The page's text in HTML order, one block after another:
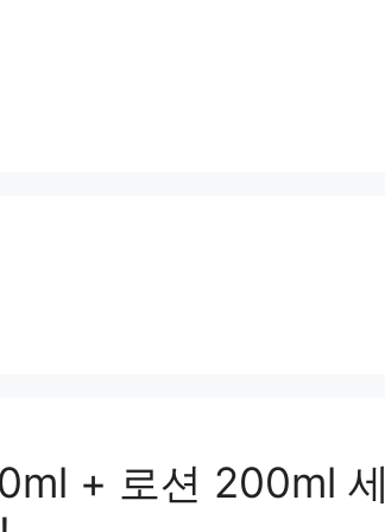
+ 로션 200ml 세